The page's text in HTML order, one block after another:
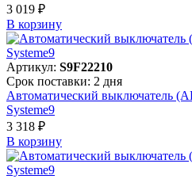
3 019 ₽
В корзинy
Артикул: S9F22210
Срок поставки: 2 дня
Автоматический выключатель
Systeme9
3 318 ₽
В корзинy